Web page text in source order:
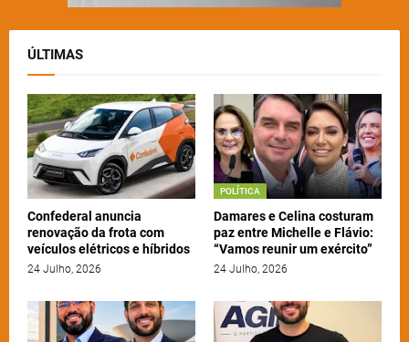
ÚLTIMAS
Confederal anuncia
renovação da frota com
veículos elétricos e híbridos
24 Julho, 2026
POLÍTICA
Damares e Celina costuram
paz entre Michelle e Flávio:
“Vamos reunir um exército”
24 Julho, 2026